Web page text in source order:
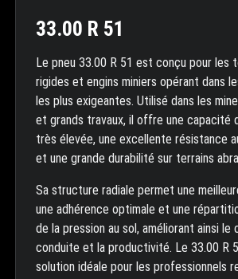
33.00 R 51
Le pneu 33.00 R 51 est conçu pour les
rigides et engins miniers opérant dans
les plus exigeantes. Utilisé dans les
et grands travaux, il offre une capacité
très élevée, une excellente résistance
et une grande durabilité sur terrains
Sa structure radiale permet une
une adhérence optimale et une
de la pression au sol, améliorant ainsi
conduite et la productivité. Le 33.00 R
solution idéale pour les professionnels